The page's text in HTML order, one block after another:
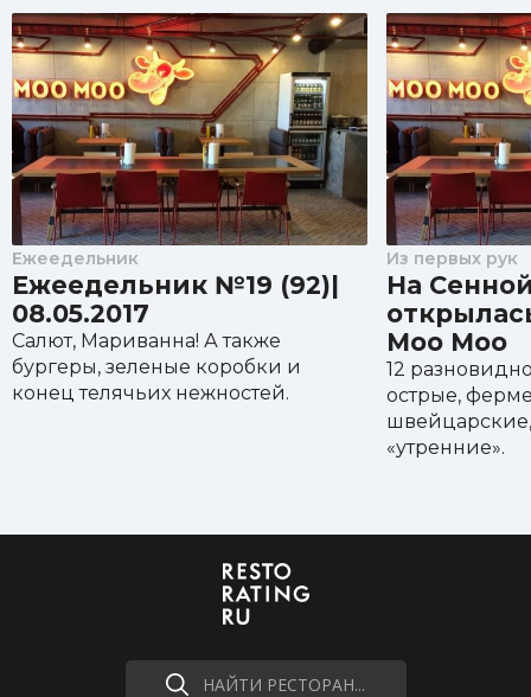
Ежеедельник
Ежеедельник №19 (92)|
08.05.2017
Салют, Мариванна! А также
бургеры, зеленые коробки и
конец телячьих нежностей.
Из первых рук
На
Moo Moo
12
острые,
«утренние».
НАЙТИ РЕСТОРАН...